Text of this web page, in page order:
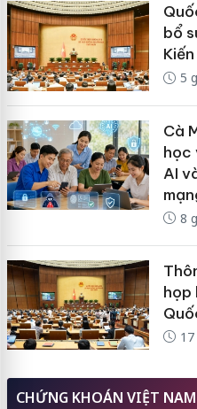
bổ
5
Cà
học
AI
8
họp
CHỨNG KHOÁN VIỆT NAM